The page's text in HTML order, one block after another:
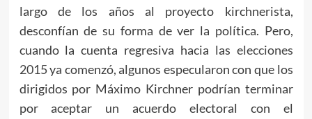
largo de los años al proyecto kirchnerista,
desconfían de su forma de ver la política. Pero,
cuando la cuenta regresiva hacia las elecciones
2015ya comenzó, algunos especularon con que los
dirigidos por Máximo Kirchner podrían terminar
por aceptar un acuerdo electoral con el